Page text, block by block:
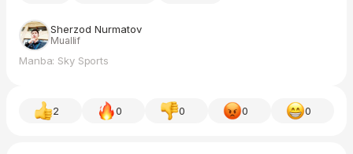
Sherzod Nurmatov
Muallif
Manba: Sky Sports
2 0 0 0 0